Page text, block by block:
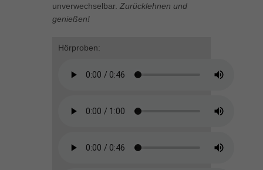
unverwechselbar. Zurücklehnen und
genießen!
Hörproben: